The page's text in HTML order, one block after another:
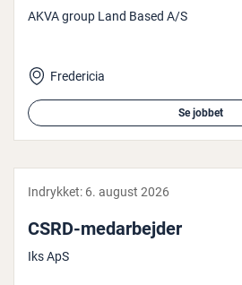
AKVA group Land Based A/S
Fredericia
Se jobbet
Indrykket: 6. august 2026
CSRD-me­d­ar­bej­der
Iks ApS